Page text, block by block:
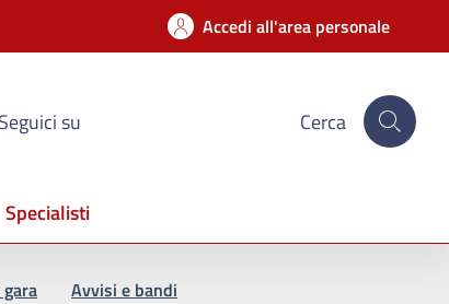
Accedi all'area personale
Seguici su Cerca
Specialisti
Avvisi e bandi